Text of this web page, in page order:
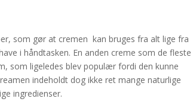
som gør at cremen kan bruges fra alt lige fra
i håndtasken. En anden creme som de fleste
som ligeledes blev populær fordi den kunne
indeholdt dog ikke ret mange naturlige
ingredienser.